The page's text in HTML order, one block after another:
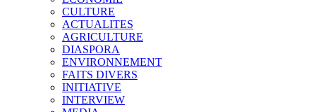
CULTURE
ACTUALITES
AGRICULTURE
DIASPORA
ENVIRONNEMENT
FAITS DIVERS
INITIATIVE
INTERVIEW